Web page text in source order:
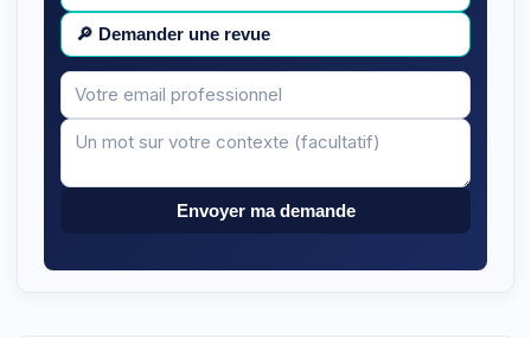
🔎 Demander une revue
Votre
email
Message
Envoyer ma demande